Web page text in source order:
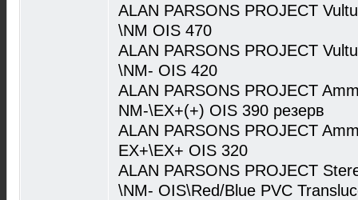
ALAN PARSONS PROJECT
\NM OIS 470
ALAN PARSONS PROJECT
\NM- OIS 420
ALAN PARSONS PROJECT
NM-\EX+(+) OIS 390 резерв
ALAN PARSONS PROJECT
EX+\EX+ OIS 320
ALAN PARSONS PROJECT
\NM- OIS\Red/Blue PVC